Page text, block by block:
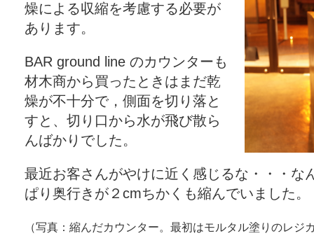
燥による収縮を考慮する必要が
あります。
BAR ground line のカウンターも
材木商から買ったときはまだ乾
燥が不十分で，側面を切り落と
すと、切り口から水が飛び散ら
んばかりでした。
最近お客さんがやけに近く感じるな・・・な
ぱり奥行きが２cmちかくも縮んでいました。
（写真：縮んだカウンター。最初はモルタル塗りのレジ